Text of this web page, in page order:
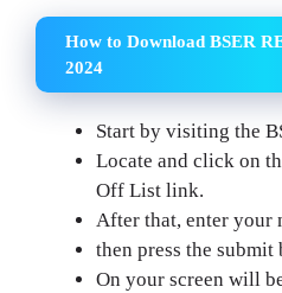
How to Download BSER
2024
Start by visiting the
Locate and click on
Off List link.
After that, enter your
then press the submit
On your screen will